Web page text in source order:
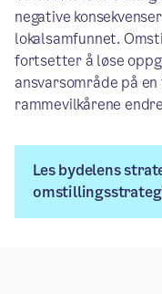
negative
lokalsamfunnet.
fortsetter å løse
ansvarsområde på
rammevilkårene
Les bydelens